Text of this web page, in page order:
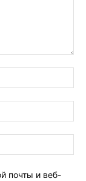
почты и веб-